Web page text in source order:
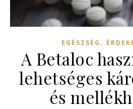
EGÉSZSÉG ,
A Betaloc
lehetséges
és